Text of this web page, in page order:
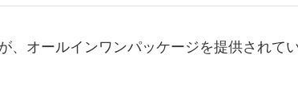
、オールインワンパッケージを提供されて